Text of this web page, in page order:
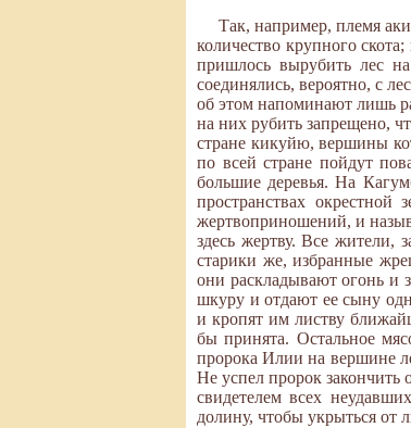
Так, например, племя
количество крупного
пришлось вырубить лес
соединялись, вероятно, с
об этом напоминают лишь
на них рубить запрещено,
стране кикуйю, вершины
по всей стране пойдут
большие деревья. На
пространствах
жертвоприношений, и
здесь жертву. Все жители,
старики же, избранные
они раскладывают огонь и
шкуру и отдают ее сыну
и кропят им листву
бы принята. Остальное
пророка Илии на вершине
Не успел пророк закончить
свидетелем всех
долину, чтобы укрыться от